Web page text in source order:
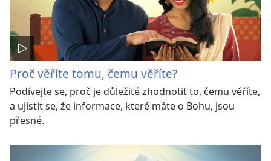
Proč věříte tomu, čemu věříte?
Podívejte se, proč je důležité zhodnotit to, čemu věříte,
a ujistit se, že informace, které máte o Bohu, jsou
přesné.